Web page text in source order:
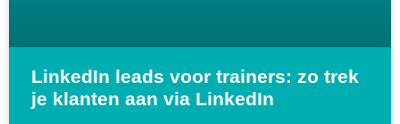
LinkedIn leads voor trainers: zo trek
je klanten aan via LinkedIn